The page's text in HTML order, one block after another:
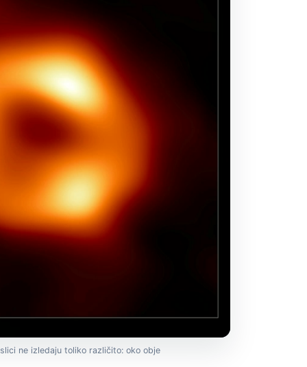
ne izledaju toliko različito: oko obje